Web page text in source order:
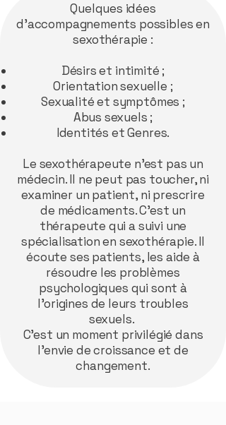
Quelques idées
d’accompagnements possibles en
sexothérapie :
Désirs et intimité ;
Orientation sexuelle ;
Sexualité et symptômes ;
Abus sexuels ;
Identités et Genres.
Le sexothérapeute n’est pas un
médecin. Il ne peut pas toucher, ni
examiner un patient, ni prescrire
de médicaments. C’est un
thérapeute qui a suivi une
spécialisation en sexothérapie. Il
écoute ses patients, les aide à
résoudre les problèmes
psychologiques qui sont à
l’origines de leurs troubles
sexuels.
C’est un moment privilégié dans
l’envie de croissance et de
changement.